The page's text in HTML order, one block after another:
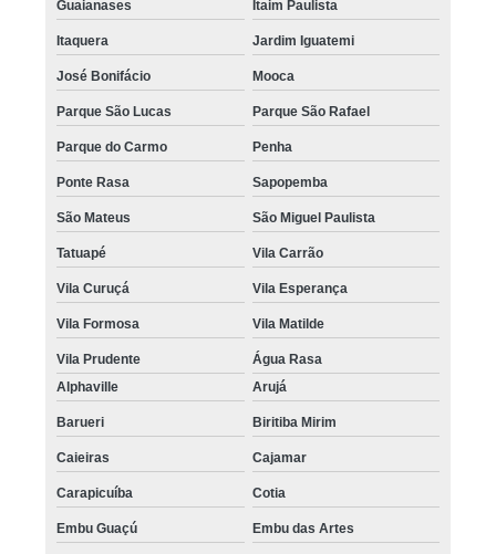
Guaianases Itaim Paulista
Itaquera Jardim Iguatemi
José Bonifácio Mooca
Parque São Lucas Parque São Rafael
Parque do Carmo Penha
Ponte Rasa Sapopemba
São Mateus São Miguel Paulista
Tatuapé Vila Carrão
Vila Curuçá Vila Esperança
Vila Formosa Vila Matilde
Vila Prudente
Água Rasa
Alphaville
Arujá
Barueri Biritiba Mirim
Caieiras Cajamar
Carapicuíba Cotia
Embu Guaçú Embu das Artes